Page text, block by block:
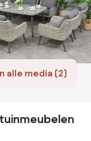
alle media (2)